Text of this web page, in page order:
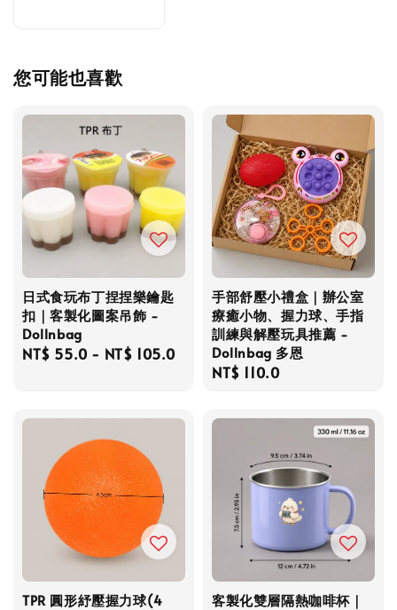
您可能也喜歡
日式食玩布丁捏捏樂鑰匙
扣｜客製化圖案吊飾 -
Dollnbag
Regular
NT$ 55.0 - NT$ 105.0
手部舒壓小禮盒｜辦公室
療癒小物、握力球、手指
訓練與解壓玩具推薦 -
Dollnbag 多恩
Regular
NT$ 110.0
TPR 圓形紓壓握力球(4
客製化雙層隔熱咖啡杯｜